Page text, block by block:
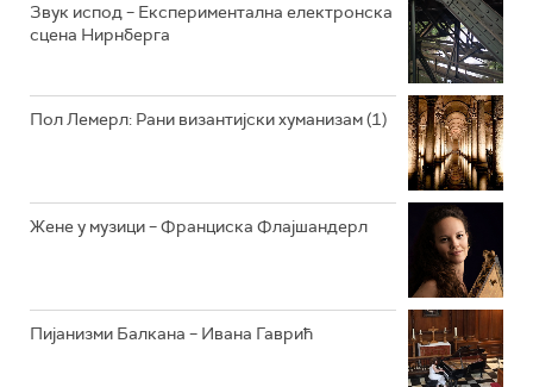
Звук испод – Експериментална електронска
сцена Нирнберга
Пол Лемерл: Рани византијски хуманизам (1)
Жене у музици – Франциска Флајшандерл
Пијанизми Балкана – Ивана Гаврић